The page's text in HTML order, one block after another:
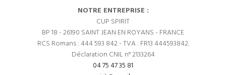
NOTRE ENTREPRISE :
CUP SPIRIT
BP 18 - 26190 SAINT JEAN EN ROYANS - FRANCE
RCS Romans : 444 593 842 - TVA : FR13 444593842.
Déclaration CNIL n° 2133264
04 75 47 35 81